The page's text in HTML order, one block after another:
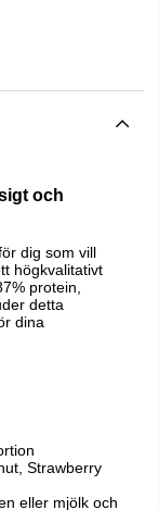
och
dig som vill
högkvalitativt
protein,
detta
dina
Strawberry
eller mjölk och